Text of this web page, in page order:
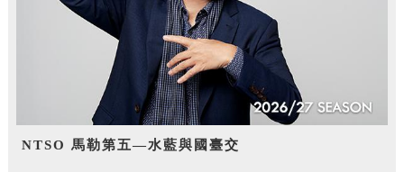
NTSO 馬勒第五—水藍與國臺交